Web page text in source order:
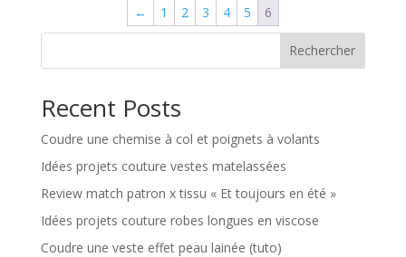
← 1 2 3 4 5 6
Rechercher
Recent Posts
Coudre une chemise à col et poignets à volants
Idées projets couture vestes matelassées
Review match patron x tissu « Et toujours en été »
Idées projets couture robes longues en viscose
Coudre une veste effet peau lainée (tuto)